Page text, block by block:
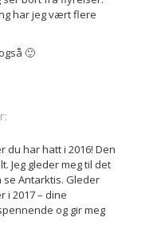
har jeg vært flere
🙂
du har hatt i 2016! Den
Jeg gleder meg til det
se Antarktis. Gleder
i 2017 – dine
og gir meg